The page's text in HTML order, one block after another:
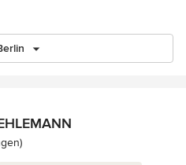
5 von 5 Sternen